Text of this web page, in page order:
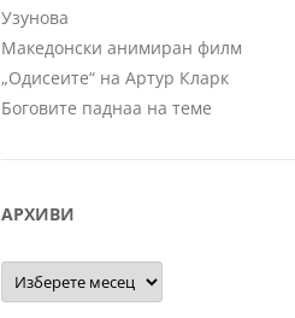
Узунова
Македонски анимиран филм
„Одисеите“ на Артур Кларк
Боговите паднаа на теме
АРХИВИ
Архиви